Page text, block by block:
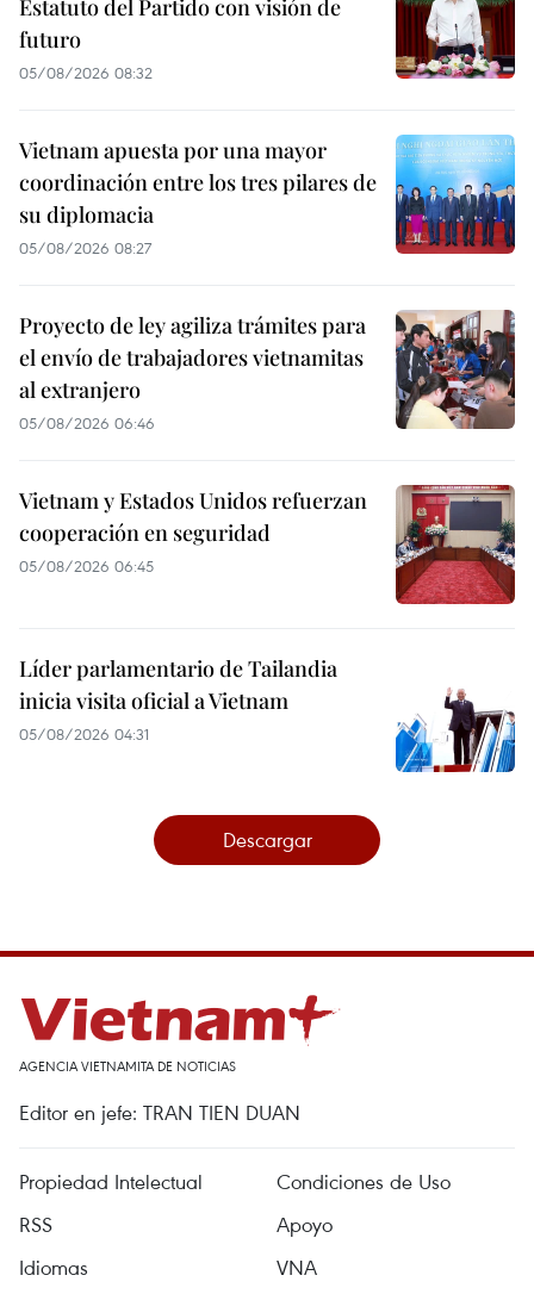
Estatuto del Partido con visión de
futuro
05/08/2026 08:32
Vietnam apuesta por una mayor
coordinación entre los tres pilares de
su diplomacia
05/08/2026 08:27
Proyecto de ley agiliza trámites para
el envío de trabajadores vietnamitas
al extranjero
05/08/2026 06:46
Vietnam y Estados Unidos refuerzan
cooperación en seguridad
05/08/2026 06:45
Líder parlamentario de Tailandia
inicia visita oficial a Vietnam
05/08/2026 04:31
Descargar
AGENCIA VIETNAMITA DE NOTICIAS
Editor en jefe: TRAN TIEN DUAN
Propiedad Intelectual
Condiciones de Uso
RSS
Apoyo
Idiomas
VNA